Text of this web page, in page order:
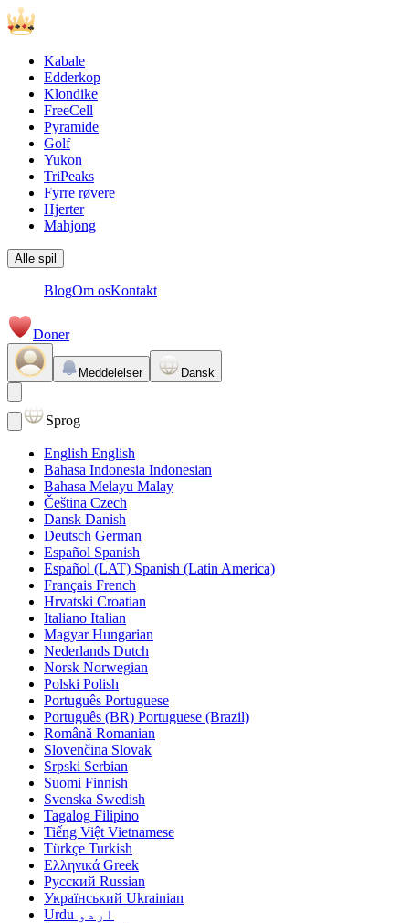
Kabale
Edderkop
Klondike
FreeCell
Pyramide
Golf
Yukon
TriPeaks
Fyrre røvere
Hjerter
Mahjong
Alle spil
BlogOm osKontakt
Doner
Meddelelser Dansk
Sprog
English English
Bahasa Indonesia Indonesian
Bahasa Melayu Malay
Čeština Czech
Dansk Danish
Deutsch German
Español Spanish
Español (LAT) Spanish (Latin America)
Français French
Hrvatski Croatian
Italiano Italian
Magyar Hungarian
Nederlands Dutch
Norsk Norwegian
Polski Polish
Português Portuguese
Português (BR) Portuguese (Brazil)
Română Romanian
Slovenčina Slovak
Srpski Serbian
Suomi Finnish
Svenska Swedish
Tagalog Filipino
Tiếng Việt Vietnamese
Türkçe Turkish
Ελληνικά Greek
Русский Russian
Український Ukrainian
اردو Urdu